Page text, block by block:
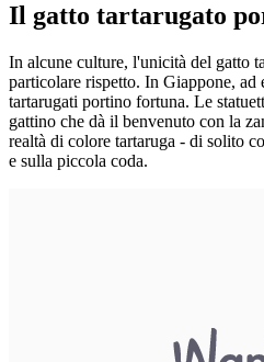
Il gatto tartarugato
In alcune culture, l'unicità del gatto
particolare rispetto. In Giappone, ad
tartarugati portino fortuna. Le
gattino che dà il benvenuto con la
realtà di colore tartaruga - di solito
e sulla piccola coda.